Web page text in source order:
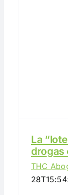
La
drogas
THC